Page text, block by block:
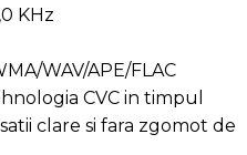
KHz
WAV/APE/FLAC
CVC in timpul
clare si fara zgomot de